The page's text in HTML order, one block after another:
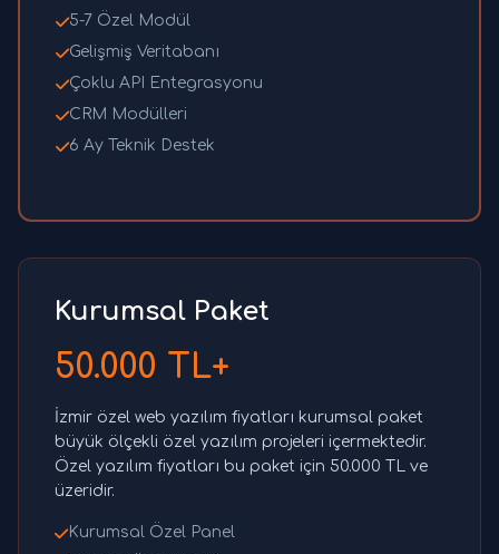
5-7 Özel Modül
Gelişmiş Veritabanı
Çoklu API Entegrasyonu
CRM Modülleri
6 Ay Teknik Destek
Kurumsal Paket
50.000 TL+
İzmir özel web yazılım fiyatları kurumsal paket
büyük ölçekli özel yazılım projeleri içermektedir.
Özel yazılım fiyatları bu paket için 50.000 TL ve
üzeridir.
Kurumsal Özel Panel